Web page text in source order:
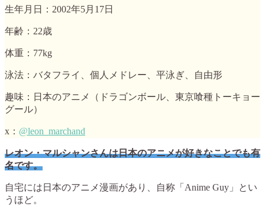
生年月日：2002年5月17日
年齢：22歳
体重：77kg
泳法：バタフライ、個人メドレー、平泳ぎ、自由形
趣味：日本のアニメ（ドラゴンボール、東京喰種トーキョー
グール）
x： @leon_marchand
レオン・マルシャンさんは日本のアニメが好きなことでも有
名です。
自宅には日本のアニメ漫画があり、自称「Anime Guy」とい
うほど。